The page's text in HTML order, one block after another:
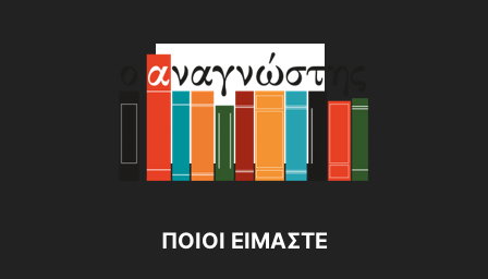
ΠΟΙΟΙ ΕΙΜΑΣΤΕ